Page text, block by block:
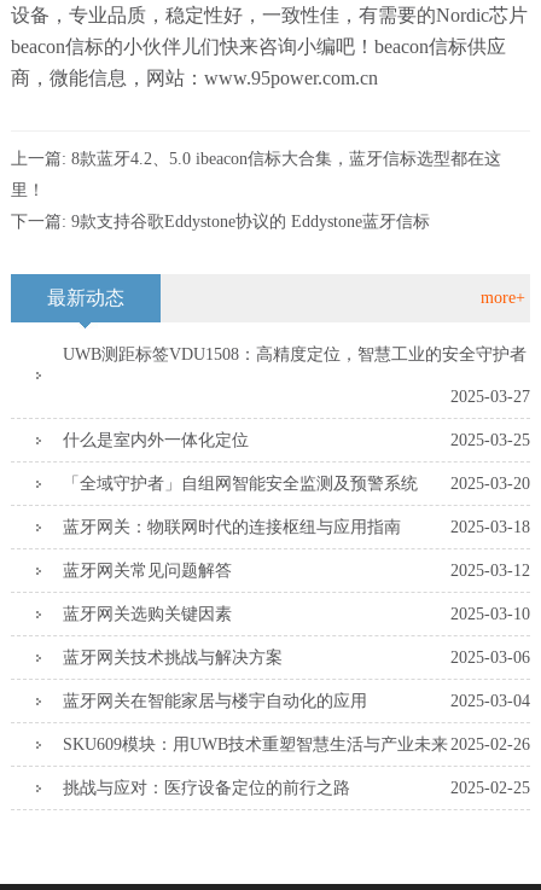
设备，专业品质，稳定性好，一致性佳，有需要的Nordic芯片
beacon信标的小伙伴儿们快来咨询小编吧！beacon信标供应
商，微能信息，网站：www.95power.com.cn
上一篇: 8款蓝牙4.2、5.0 ibeacon信标大合集，蓝牙信标选型都在这
里！
下一篇: 9款支持谷歌Eddystone协议的 Eddystone蓝牙信标
最新动态 more+
UWB测距标签VDU1508：高精度定位，智慧工业的安全守护者
2025-03-27
什么是室内外一体化定位 2025-03-25
「全域守护者」自组网智能安全监测及预警系统 2025-03-20
蓝牙网关：物联网时代的连接枢纽与应用指南 2025-03-18
蓝牙网关常见问题解答 2025-03-12
蓝牙网关选购关键因素 2025-03-10
蓝牙网关技术挑战与解决方案 2025-03-06
蓝牙网关在智能家居与楼宇自动化的应用 2025-03-04
SKU609模块：用UWB技术重塑智慧生活与产业未来 2025-02-26
挑战与应对：医疗设备定位的前行之路 2025-02-25